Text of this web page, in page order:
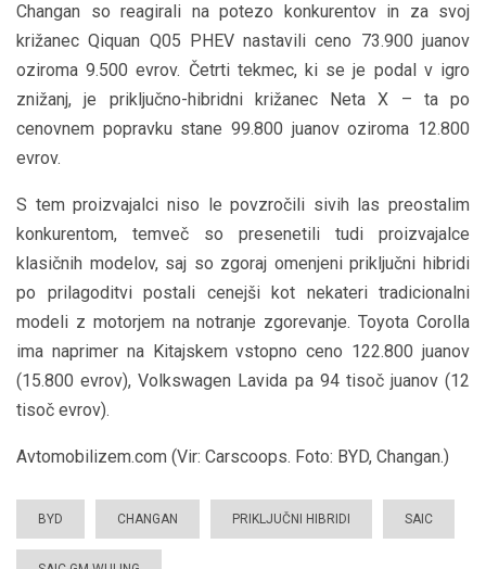
Changan so reagirali na potezo konkurentov in za svoj
križanec Qiquan Q05 PHEV nastavili ceno 73.900 juanov
oziroma 9.500 evrov. Četrti tekmec, ki se je podal v igro
znižanj, je priključno-hibridni križanec Neta X – ta po
cenovnem popravku stane 99.800 juanov oziroma 12.800
evrov.
S tem proizvajalci niso le povzročili sivih las preostalim
konkurentom, temveč so presenetili tudi proizvajalce
klasičnih modelov, saj so zgoraj omenjeni priključni hibridi
po prilagoditvi postali cenejši kot nekateri tradicionalni
modeli z motorjem na notranje zgorevanje. Toyota Corolla
ima naprimer na Kitajskem vstopno ceno 122.800 juanov
(15.800 evrov), Volkswagen Lavida pa 94 tisoč juanov (12
tisoč evrov).
Avtomobilizem.com (Vir: Carscoops. Foto: BYD, Changan.)
BYD CHANGAN PRIKLJUČNI HIBRIDI SAIC